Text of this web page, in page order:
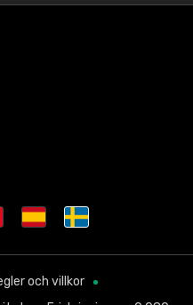
och villkor